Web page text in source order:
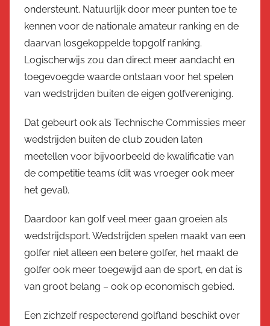
ondersteunt. Natuurlijk door meer punten toe te
kennen voor de nationale amateur ranking en de
daarvan losgekoppelde topgolf ranking.
Logischerwijs zou dan direct meer aandacht en
toegevoegde waarde ontstaan voor het spelen
van wedstrijden buiten de eigen golfvereniging.
Dat gebeurt ook als Technische Commissies meer
wedstrijden buiten de club zouden laten
meetellen voor bijvoorbeeld de kwalificatie van
de competitie teams (dit was vroeger ook meer
het geval).
Daardoor kan golf veel meer gaan groeien als
wedstrijdsport. Wedstrijden spelen maakt van een
golfer niet alleen een betere golfer, het maakt de
golfer ook meer toegewijd aan de sport, en dat is
van groot belang – ook op economisch gebied.
Een zichzelf respecterend golfland beschikt over